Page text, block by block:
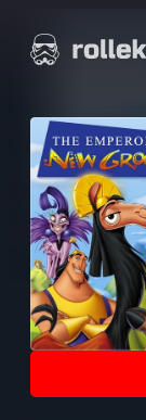
suoraan
Elokuvat ja elokuva-arviot | Rollekino.fi
jälkeen.